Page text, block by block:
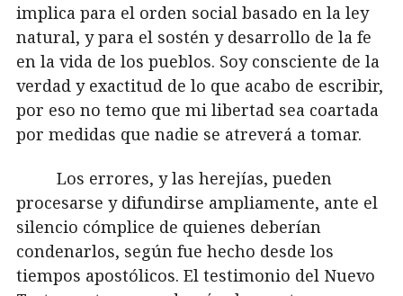
implica para el orden social basado en la ley
natural, y para el sostén y desarrollo de la fe
en la vida de los pueblos. Soy consciente de la
verdad y exactitud de lo que acabo de escribir,
por eso no temo que mi libertad sea coartada
por medidas que nadie se atreverá a tomar.
Los errores, y las herejías, pueden
procesarse y difundirse ampliamente, ante el
silencio cómplice de quienes deberían
condenarlos, según fue hecho desde los
tiempos apostólicos. El testimonio del Nuevo